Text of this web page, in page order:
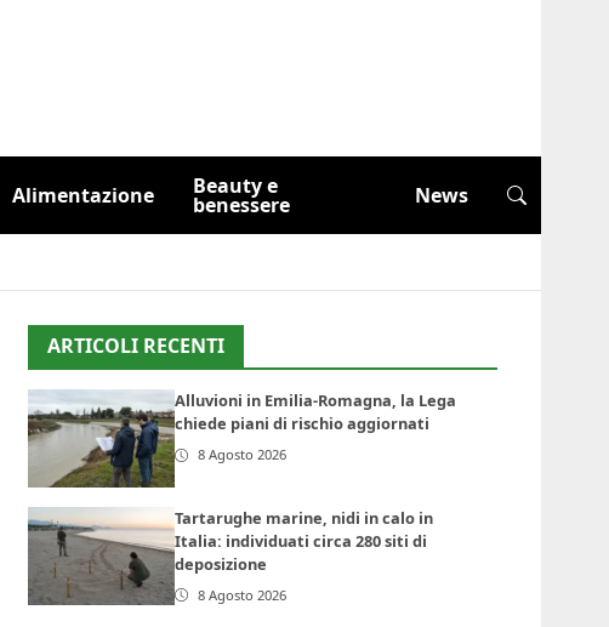
Alimentazione Beauty e
benessere News
ARTICOLI RECENTI
Alluvioni in Emilia-Romagna, la Lega
chiede piani di rischio aggiornati
8 Agosto 2026
Tartarughe marine, nidi in calo in
Italia: individuati circa 280 siti di
deposizione
8 Agosto 2026